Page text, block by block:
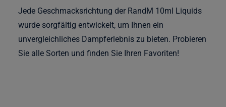
Jede Geschmacksrichtung der RandM 10ml Liquids
wurde sorgfältig entwickelt, um Ihnen ein
unvergleichliches Dampferlebnis zu bieten. Probieren
Sie alle Sorten und finden Sie Ihren Favoriten!